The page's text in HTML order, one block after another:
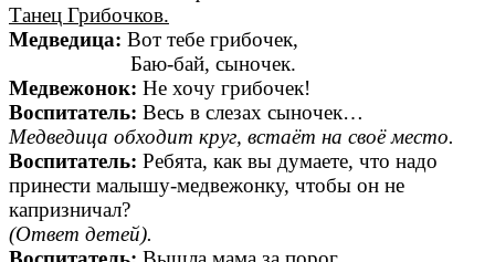
Танец Грибочков.
Медведица: Вот тебе грибочек,
Баю-бай, сыночек.
Медвежонок: Не хочу грибочек!
Воспитатель: Весь в слезах сыночек…
Медведица обходит круг, встаёт на своё место.
Воспитатель: Ребята, как вы думаете, что надо
принести малышу-медвежонку, чтобы он не
капризничал?
(Ответ детей).